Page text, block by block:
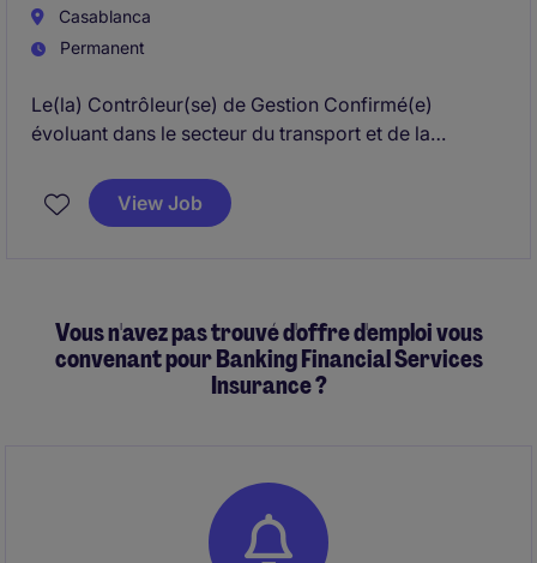
Casablanca
Permanent
Le(la) Contrôleur(se) de Gestion Confirmé(e)
évoluant dans le secteur du transport et de la
d'optimiser les performances financières de
l'entreprise afin de soutenir sa croissance durable.
View Job
Vous n'avez pas trouvé d'offre d'emploi vous
convenant pour Banking Financial Services
Insurance ?